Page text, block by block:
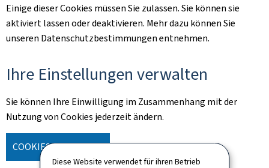
Diese Website verwendet für ihren Betrieb
Einige dieser Cookies müssen Sie zulassen. Sie können sie
aktiviert lassen oder deaktivieren. Mehr dazu können Sie
unseren Datenschutzbestimmungen entnehmen.
Ihre Einstellungen verwalten
Sie können Ihre Einwilligung im Zusammenhang mit der
Nutzung von Cookies jederzeit ändern.
COOKIES VERWALTEN